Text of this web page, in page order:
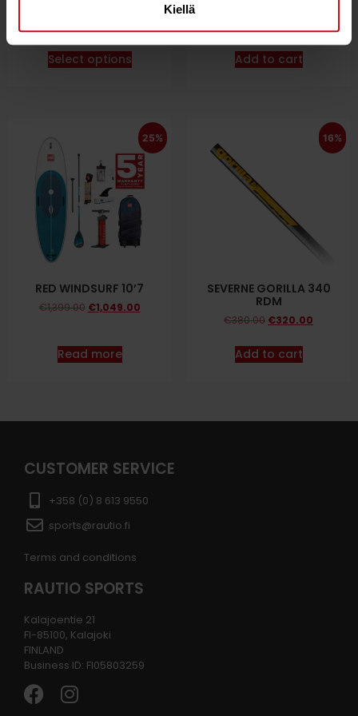
Kiellä
Select options Add to cart
25%
RED WINDSURF 10’7
€1,399.00 €1,049.00
Read more
16%
SEVERNE GORILLA 340
RDM
€380.00 €320.00
Add to cart
CUSTOMER SERVICE
+358 (0) 8 613 9550
sports@rautio.fi
Terms and conditions
RAUTIO SPORTS
Kalajoentie 21
FI-85100, Kalajoki
FINLAND
Business ID: FI05803259